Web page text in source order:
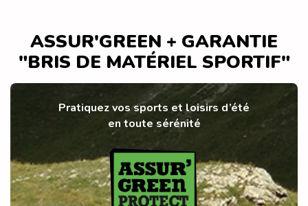
ASSUR'GREEN + GARANTIE
"BRIS DE MATÉRIEL SPORTIF"
Pratiquez vos sports et loisirs d’été
en toute sérénité